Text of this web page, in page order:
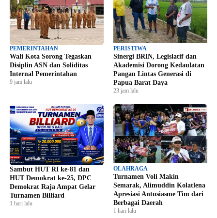
PEMERINTAHAN
Wali Kota Sorong Tegaskan
Disiplin ASN dan Soliditas
Internal Pemerintahan
9 jam lalu
PERISTIWA
Sinergi BRIN, Legislatif dan
Akademisi Dorong Kedaulatan
Pangan Lintas Generasi di
Papua Barat Daya
23 jam lalu
Sambut HUT RI ke-81 dan
HUT Demokrat ke-25, DPC
Demokrat Raja Ampat Gelar
Turnamen Billiard
1 hari lalu
OLAHRAGA
Turnamen Voli Makin
Semarak, Alimuddin Kolatlena
Apresiasi Antusiasme Tim dari
Berbagai Daerah
1 hari lalu